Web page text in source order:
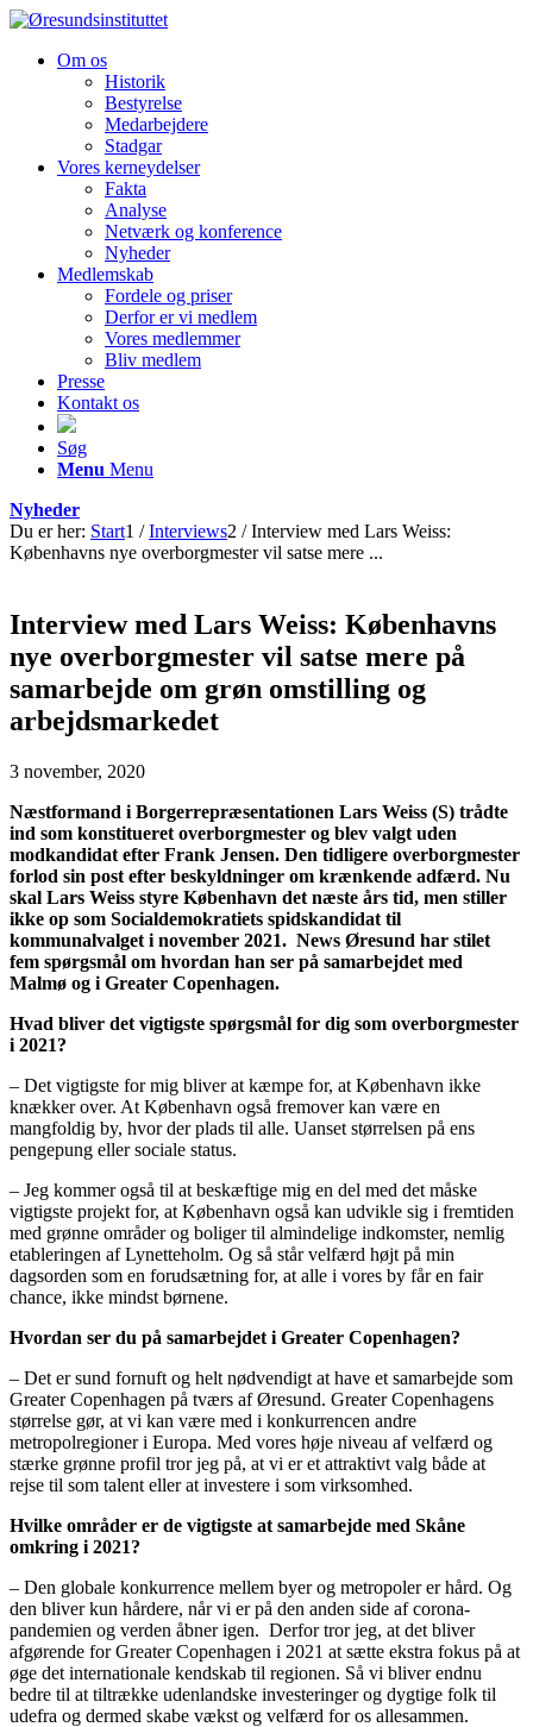
Om os
Historik
Bestyrelse
Medarbejdere
Stadgar
Vores kerneydelser
Fakta
Analyse
Netværk og konference
Nyheder
Medlemskab
Fordele og priser
Derfor er vi medlem
Vores medlemmer
Bliv medlem
Presse
Kontakt os
Søg
Menu Menu
Nyheder
Du er her: Start1 / Interviews2 / Interview med Lars Weiss:
Københavns nye overborgmester vil satse mere ...
Interview med Lars Weiss: Københavns
nye overborgmester vil satse mere på
samarbejde om grøn omstilling og
arbejdsmarkedet
3 november, 2020
Næstformand i Borgerrepræsentationen Lars Weiss (S) trådte
ind som konstitueret overborgmester og blev valgt uden
modkandidat efter Frank Jensen. Den tidligere overborgmester
forlod sin post efter beskyldninger om krænkende adfærd. Nu
skal Lars Weiss styre København det næste års tid, men stiller
ikke op som Socialdemokratiets spidskandidat til
kommunalvalget i november 2021. News Øresund har stilet
fem spørgsmål om hvordan han ser på samarbejdet med
Malmø og i Greater Copenhagen.
Hvad bliver det vigtigste spørgsmål for dig som overborgmester
i 2021?
– Det vigtigste for mig bliver at kæmpe for, at København ikke
knækker over. At København også fremover kan være en
mangfoldig by, hvor der plads til alle. Uanset størrelsen på ens
pengepung eller sociale status.
– Jeg kommer også til at beskæftige mig en del med det måske
vigtigste projekt for, at København også kan udvikle sig i fremtiden
med grønne områder og boliger til almindelige indkomster, nemlig
etableringen af Lynetteholm. Og så står velfærd højt på min
dagsorden som en forudsætning for, at alle i vores by får en fair
chance, ikke mindst børnene.
Hvordan ser du på samarbejdet i Greater Copenhagen?
– Det er sund fornuft og helt nødvendigt at have et samarbejde som
Greater Copenhagen på tværs af Øresund. Greater Copenhagens
størrelse gør, at vi kan være med i konkurrencen andre
metropolregioner i Europa. Med vores høje niveau af velfærd og
stærke grønne profil tror jeg på, at vi er et attraktivt valg både at
rejse til som talent eller at investere i som virksomhed.
Hvilke områder er de vigtigste at samarbejde med Skåne
omkring i 2021?
– Den globale konkurrence mellem byer og metropoler er hård. Og
den bliver kun hårdere, når vi er på den anden side af corona-
pandemien og verden åbner igen. Derfor tror jeg, at det bliver
afgørende for Greater Copenhagen i 2021 at sætte ekstra fokus på at
øge det internationale kendskab til regionen. Så vi bliver endnu
bedre til at tiltrække udenlandske investeringer og dygtige folk til
udefra og dermed skabe vækst og velfærd for os allesammen.